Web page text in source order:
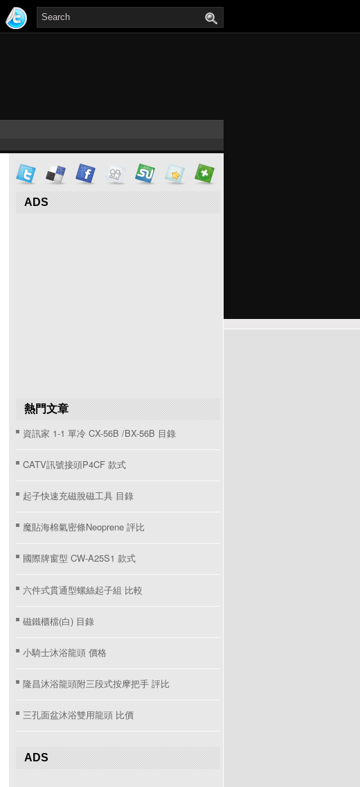
ADS
熱門文章
資訊家 1-1 單冷 CX-56B /BX-56B 目錄
CATV訊號接頭P4CF 款式
起子快速充磁脫磁工具 目錄
魔貼海棉氣密條Neoprene 評比
國際牌窗型 CW-A25S1 款式
六件式貫通型螺絲起子組 比較
磁鐵櫃檔(白) 目錄
小騎士沐浴龍頭 價格
隆昌沐浴龍頭附三段式按摩把手 評比
三孔面盆沐浴雙用龍頭 比價
ADS